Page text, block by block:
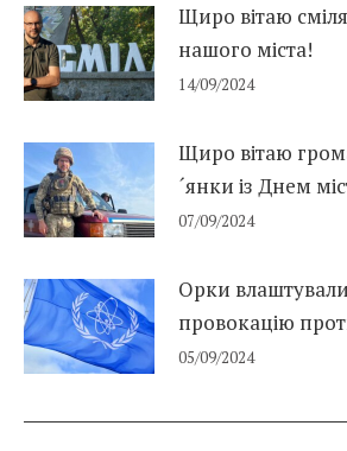
Щиро вітаю
нашого міста!
14/09/2024
Щиро вітаю
´янки із Днем
07/09/2024
Орки
провокацію
05/09/2024